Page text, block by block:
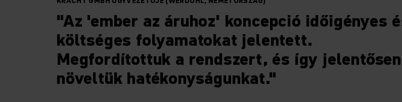
"Az 'ember az áruhoz' koncepció időigényes
költséges folyamatokat jelentett.
Megfordítottuk a rendszert, és így jelentősen
növeltük hatékonyságunkat."